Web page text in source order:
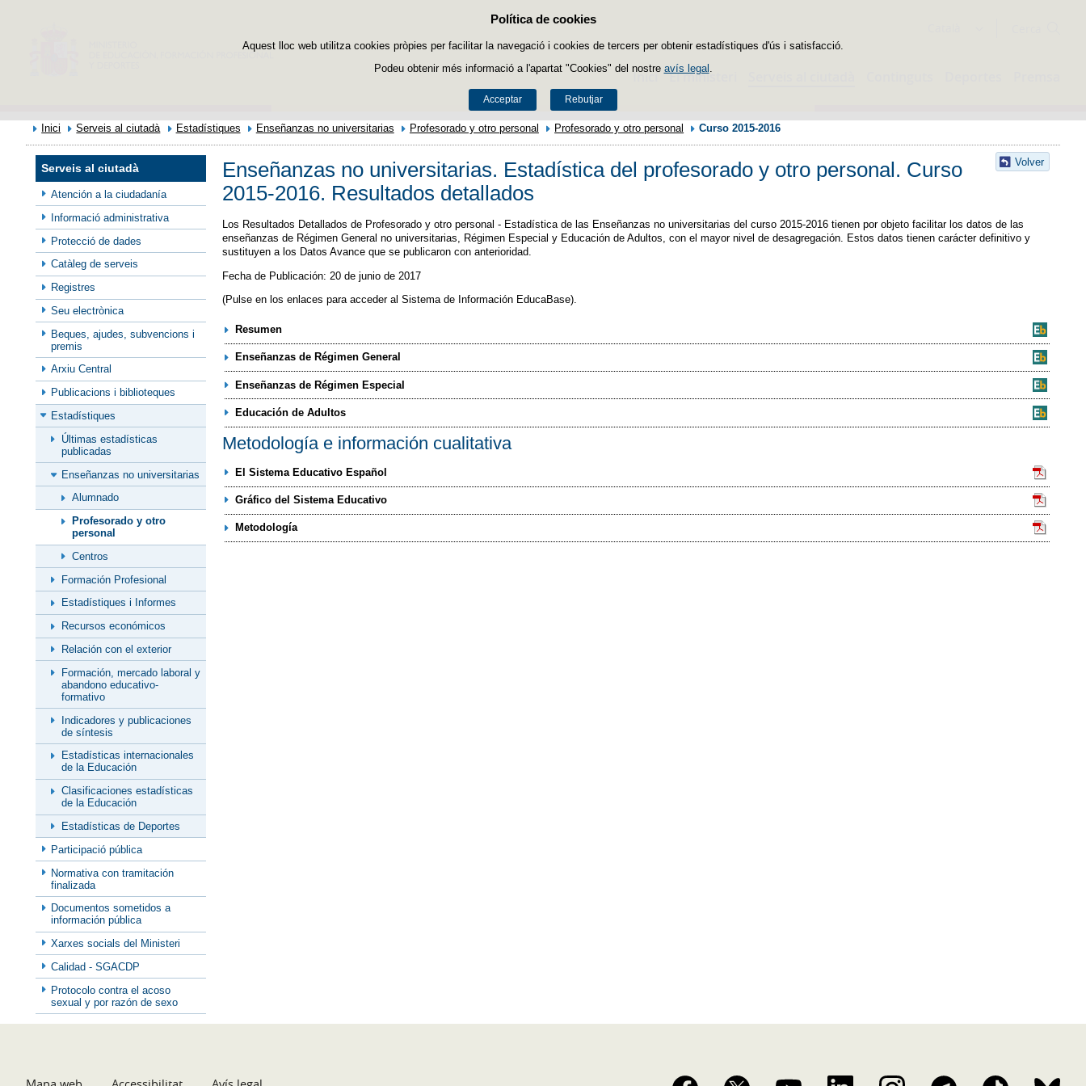
Política de cookies
Aquest lloc web utilitza cookies pròpies per facilitar la navegació i cookies de tercers per obtenir estadístiques d'ús i satisfacció.
Podeu obtenir més informació a l'apartat "Cookies" del nostre avís legal
Acceptar Rebutjar
Passar al contingut
Inici El ministeri
Inici Serveis al ciutadà Estadístiques Enseñanzas no universitarias Profesorado y otro personal Profesorado y otro personal Curso 2015-2016
Serveis al ciutadà
Atención a la ciudadanía
Informació administrativa
Protecció de dades
Catàleg de serveis
Registres
Seu electrònica
Beques, ajudes, subvencions i
premis
Arxiu Central
Publicacions i biblioteques
Estadístiques
Últimas estadísticas
publicadas
Enseñanzas no universitarias
Alumnado
Profesorado y otro
personal
Centros
Formación Profesional
Estadístiques i Informes
Recursos económicos
Relación con el exterior
Formación, mercado laboral y
abandono educativo-
formativo
Indicadores y publicaciones
de síntesis
Estadísticas internacionales
de la Educación
Clasificaciones estadísticas
de la Educación
Estadísticas de Deportes
Participació pública
Normativa con tramitación
finalizada
Documentos sometidos a
información pública
Xarxes socials del Ministeri
Calidad - SGACDP
Protocolo contra el acoso
sexual y por razón de sexo
Volver
Enseñanzas no universitarias. Estadística del profesorado y otro personal. Curso
2015-2016. Resultados detallados
Los Resultados Detallados de Profesorado y otro personal - Estadística de las Enseñanzas no universitarias del curso 2015-2016 tienen por objeto facilitar los datos de las
enseñanzas de Régimen General no universitarias, Régimen Especial y Educación de Adultos, con el mayor nivel de desagregación. Estos datos tienen carácter definitivo y
sustituyen a los Datos Avance que se publicaron con anterioridad.
Fecha de Publicación: 20 de junio de 2017
(Pulse en los enlaces para acceder al Sistema de Información EducaBase).
Resumen
Enseñanzas de Régimen General
Enseñanzas de Régimen Especial
Educación de Adultos
Metodología e información cualitativa
El Sistema Educativo Español
Gráfico del Sistema Educativo
Metodología